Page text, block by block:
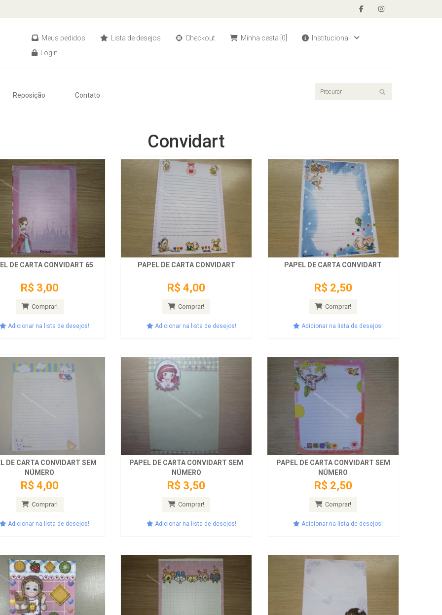
Meus pedidos Lista de desejos Checkout Minha cesta [0]
Institucional
Login
Reposição Contato
Convidart
DE CARTA CONVIDART 65
R$ 3,00
Comprar!
Adicionar na lista de desejos!
PAPEL DE CARTA CONVIDART
R$ 4,00
Comprar!
Adicionar na lista de desejos!
PAPEL DE CARTA CONVIDART
R$ 2,50
Comprar!
Adicionar na lista de desejos!
DE CARTA CONVIDART SEM
NÚMERO
R$ 4,00
Comprar!
Adicionar na lista de desejos!
PAPEL DE CARTA CONVIDART SEM
NÚMERO
R$ 3,50
Comprar!
Adicionar na lista de desejos!
PAPEL DE CARTA CONVIDART SEM
NÚMERO
R$ 2,50
Comprar!
Adicionar na lista de desejos!